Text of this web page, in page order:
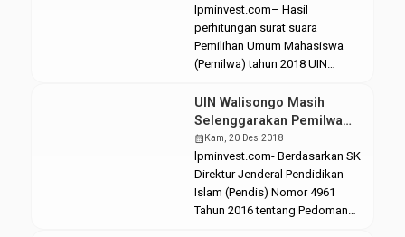
publik saat ini. Sudah tak sedikit
lagi politisi-politisi Indonesia
yang sudah dibutakan oleh
manisnya gula kedudukan.
pikiran manusia karena sangat
berdampak bagi nasib semua
orang, malah […]
lpminvest.com– Hasil
perhitungan surat suara
Pemilihan Umum Mahasiswa
(Pemilwa) tahun 2018 UIN
seharusnya sudah bisa
dipublikasikan 3×24 jam
pascapencoblosan, dipastikan
belum siap untuk
dipublikasikan. Sabtu,
(22/12/2018). Sampai saat ini,
Komisi Pemilihan Mahasiswa
UIN Walisongo Masih
Selenggarakan Pemilwa
2018 dengan Sistem Lama
calendar_monthKam, 20 Des 2018
lpminvest.com- Berdasarkan SK
Direktur Jenderal Pendidikan
Islam (Pendis) Nomor 4961
Tahun 2016 tentang Pedoman